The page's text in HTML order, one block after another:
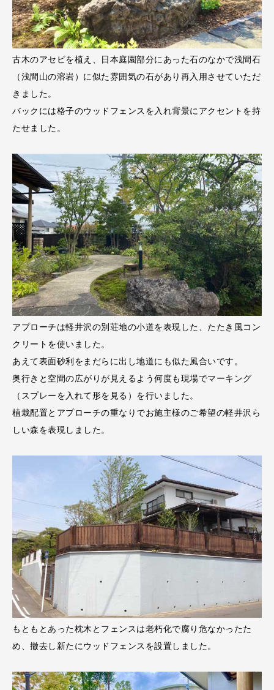
古木のアセビを植え、日本庭園部分にあった石のなかで浅間石
（浅間山の溶岩）に似た雰囲気の石があり再入用させていただ
きました。
バックには格子のウッドフェンスを入れ背景にアクセントを持
たせました。
アプローチは軽井沢の別荘地の小道を表現した、たたき風コン
クリートを使いました。
あえて表面砂利をまだらに出し地道にも似た風合いです。
奥行きと空間の広がりが見えるよう何度も現場でマーキング
（スプレーを入れて形を見る）を行いました。
植栽配置とアプローチの重なりでお施主様のご希望の軽井沢ら
しい森を表現しました。
もともとあった枕木とフェンスは老朽化で腐り危なかったた
め、撤去し新たにウッドフェンスを設置しました。